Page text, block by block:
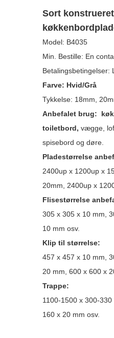
Sort
Model: B4035
Min. Bestille: En
Betalingsbetingelser:
Farve: Hvid/Grå
Tykkelse: 18mm,
Anbefalet brug:
toiletbord, vægge,
spisebord og døre.
Pladestørrelse
2400up x 1200up x
20mm, 2400up x
Flisestørrelse
305 x 305 x 10 mm,
10 mm osv.
Klip til størrelse:
457 x 457 x 10 mm,
20 mm, 600 x 600 x
Trappe:
1100-1500 x 300-
160 x 20 mm osv.